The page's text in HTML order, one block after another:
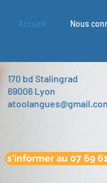
Accueil Nous
170 bd Stalingrad
69006 Lyon
s'informer au 07 69